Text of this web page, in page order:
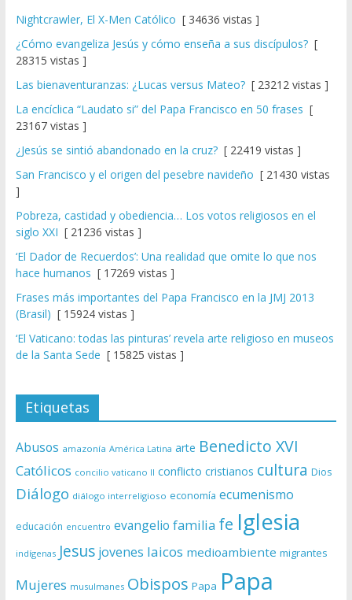
Nightcrawler, El X-Men Católico [ 34636 vistas ]
¿Cómo evangeliza Jesús y cómo enseña a sus discípulos?[
28315 vistas ]
Las bienaventuranzas: ¿Lucas versus Mateo?[ 23212 vistas ]
La encíclica “Laudato si” del Papa Francisco en 50 frases [
23167 vistas ]
¿Jesús se sintió abandonado en la cruz?[ 22419 vistas ]
San Francisco y el origen del pesebre navideño [ 21430 vistas
]
Pobreza, castidad y obediencia… Los votos religiosos en el
siglo XXI [ 21236 vistas ]
‘El Dador de Recuerdos’: Una realidad que omite lo que nos
hace humanos [ 17269 vistas ]
Frases más importantes del Papa Francisco en la JMJ 2013
(Brasil) [ 15924 vistas ]
‘El Vaticano: todas las pinturas’ revela arte religioso en museos
de la Santa Sede [ 15825 vistas ]
Etiquetas
Abusos amazonía América Latina arte Benedicto XVI
Católicos concilio vaticano II conflicto cristianos cultura Dios
Diálogo diálogo interreligioso economía ecumenismo
educación encuentro evangelio familia fe Iglesia
indígenas Jesus jovenes laicos medioambiente migrantes
Mujeres musulmanes Obispos Papa Papa